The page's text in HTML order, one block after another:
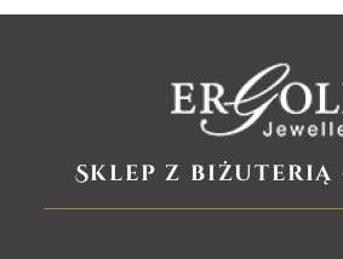
Sklep z